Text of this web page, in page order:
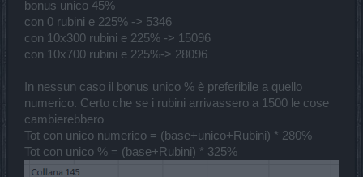
bonus unico 45%
con 0 rubini e 225% -> 5346
con 10x300 rubini e 225% -> 15096
con 10x700 rubini e 225%-> 28096
In nessun caso il bonus unico % è preferibile a quello
numerico. Certo che se i rubini arrivassero a 1500 le cose
cambierebbero
Tot con unico numerico = (base+unico+Rubini) * 280%
Tot con unico % = (base+Rubini) * 325%